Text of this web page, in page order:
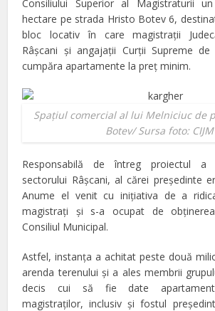
Consiliului Superior al Magistraturii
hectare pe strada Hristo Botev 6,
bloc locativ în care magistrații
Râșcani și angajații Curții Supreme
cumpăra apartamente la preț minim.
Spaţiul comercial al lui Melniciuc de
Botev/ Sursa foto: CIJM
Responsabilă de întreg proiectul a
sectorului Râșcani, al cărei președinte
Anume el venit cu inițiativa de a
magistrați și s-a ocupat de
Consiliul Municipal.
Astfel, instanța a achitat peste două
arenda terenului și a ales membrii
decis cui să fie date
magistraţilor, inclusiv şi fostul